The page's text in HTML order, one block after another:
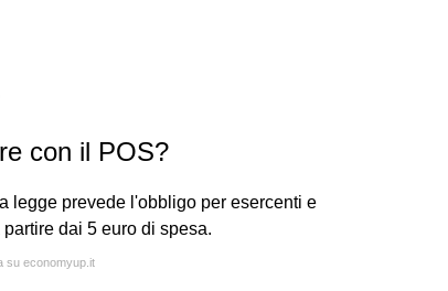
con il POS?
legge prevede l'obbligo per esercenti e
dai 5 euro di spesa.
su economyup.it